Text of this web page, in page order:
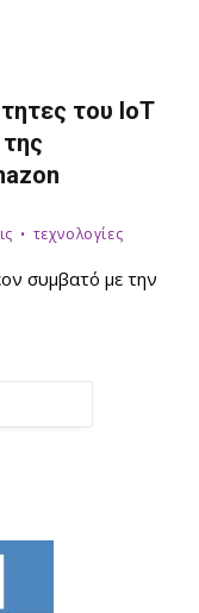
του IoT
τεχνολογίες
συμβατό με την